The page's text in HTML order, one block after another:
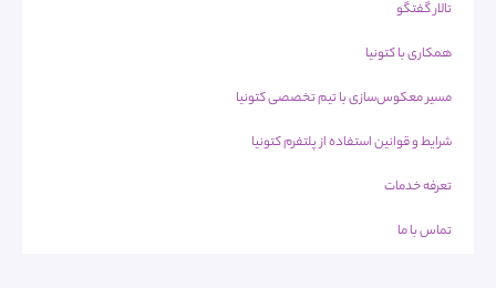
تالار گفتگو
همکاری با کتونیا
مسیر معکوس‌سازی با تیم تخصصی کتونیا
شرایط و قوانین استفاده از پلتفرم کتونیا
تعرفه خدمات
تماس با ما